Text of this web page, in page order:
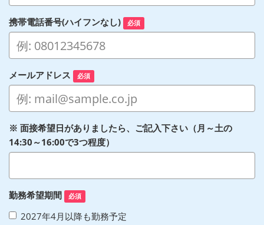
携帯電話番号(ハイフンなし) 必須
メールアドレス 必須
※ 面接希望日がありましたら、ご記入下さい（月～土の
14:30～16:00で3つ程度）
勤務希望期間 必須
2027年4月以降も勤務予定